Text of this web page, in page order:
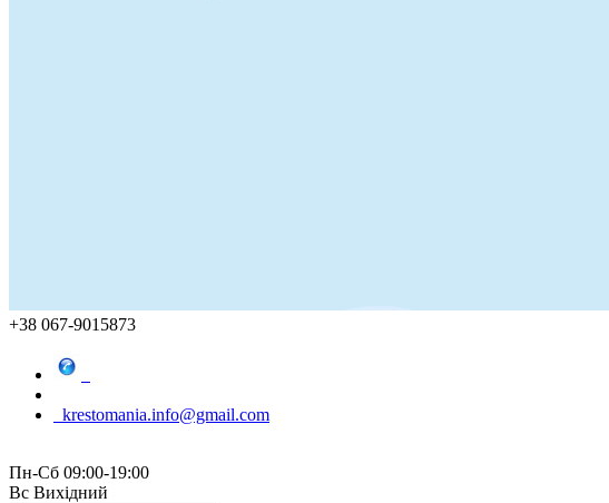
+38 067-9015873
krestomania.info@gmail.com
Пн-Сб 09:00-19:00
Вс Вихідний